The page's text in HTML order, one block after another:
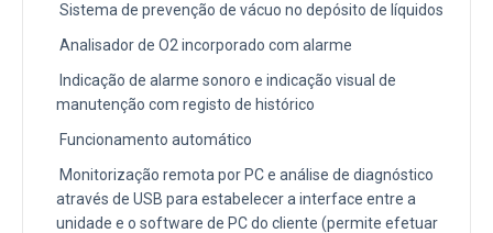
Sistema de prevenção de vácuo no depósito de líquidos
Analisador de O2 incorporado com alarme
Indicação de alarme sonoro e indicação visual de
manutenção com registo de histórico
Funcionamento automático
Monitorização remota por PC e análise de diagnóstico
através de USB para estabelecer a interface entre a
unidade e o software de PC do cliente (permite efetuar